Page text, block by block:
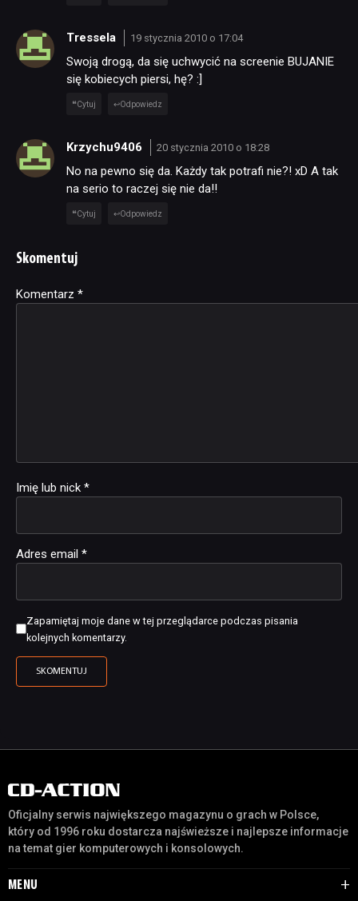
Tressela 19 stycznia 2010 o 17:04
Swoją drogą, da się uchwycić na screenie BUJANIE
się kobiecych piersi, hę? :]
Cytuj Odpowiedz
Krzychu9406 20 stycznia 2010 o 18:28
No na pewno się da. Każdy tak potrafi nie?! xD A tak
na serio to raczej się nie da!!
Cytuj Odpowiedz
Skomentuj
Komentarz *
Imię lub nick *
Adres email *
Zapamiętaj moje dane w tej przeglądarce podczas pisania
kolejnych komentarzy.
Alternative:
Oficjalny serwis największego magazynu o grach w Polsce,
który od 1996 roku dostarcza najświeższe i najlepsze informacje
na temat gier komputerowych i konsolowych.
MENU